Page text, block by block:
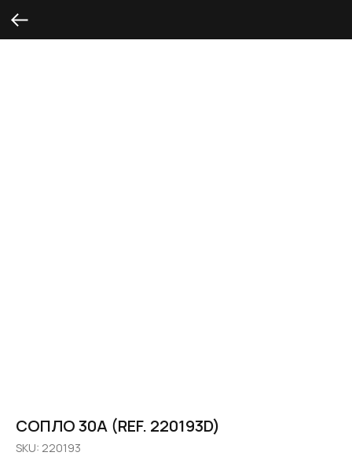
СОПЛО 30A (REF. 220193D)
SKU: 220193